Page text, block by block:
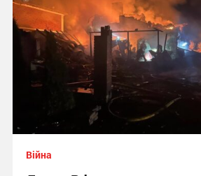
Війна